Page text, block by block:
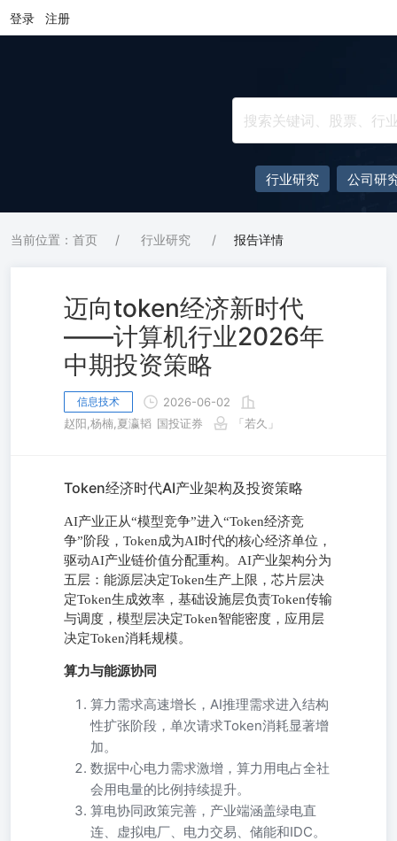
登录 注册
行业研究 公司研
当前位置：首页 / 行业研究 / 报告详情
迈向token经济新时代
——计算机行业2026年
中期投资策略
信息技术
2026-06-02
赵阳,杨楠,夏瀛韬 国投证券 「若久」
Token经济时代AI产业架构及投资策略
AI产业正从“模型竞争”进入“Token经济竞
争”阶段，Token成为AI时代的核心经济单位，
驱动AI产业链价值分配重构。AI产业架构分为
五层：能源层决定Token生产上限，芯片层决
定Token生成效率，基础设施层负责Token传输
与调度，模型层决定Token智能密度，应用层
决定Token消耗规模。
算力与能源协同
算力需求高速增长，AI推理需求进入结构
性扩张阶段，单次请求Token消耗显著增
加。
数据中心电力需求激增，算力用电占全社
会用电量的比例持续提升。
算电协同政策完善，产业端涵盖绿电直
连、虚拟电厂、电力交易、储能和IDC。